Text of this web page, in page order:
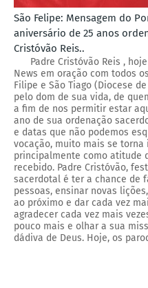
São Felipe: Mensagem do
aniversário de 25 anos
Cristóvão Reis..
Padre Cristóvão Reis , hoje
News em oração com todos
Filipe e São Tiago (Diocese
pelo dom de sua vida, de
a fim de nos permitir estar
ano de sua ordenação
e datas que não podemos
vocação, muito mais se
principalmente como atitude
recebido. Padre Cristóvão,
sacerdotal é ter a chance de
pessoas, ensinar novas
ao próximo e dar cada vez
agradecer cada vez mais
pouco mais e olhar a sua
dádiva de Deus. Hoje, os